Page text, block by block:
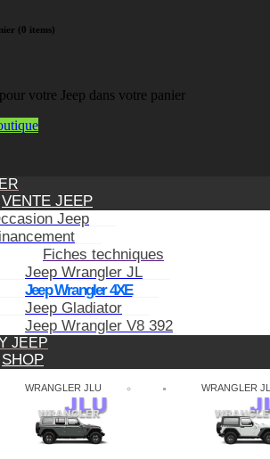
(0 items)
votre Jeep dans votre panier
VENTE JEEP
Jeep
Fiches techniques
Jeep Wrangler JL
Jeep Wrangler 4XE
Jeep Gladiator
Jeep Wrangler V8 392
JEEP
SHOP
WRANGLER JLU WRANGLER JL